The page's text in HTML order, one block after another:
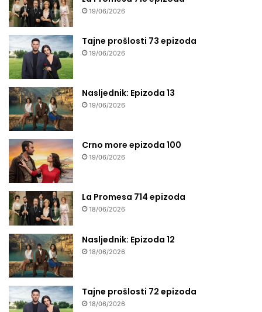
19/06/2026
Tajne prošlosti 73 epizoda
19/06/2026
Nasljednik: Epizoda 13
19/06/2026
Crno more epizoda 100
19/06/2026
La Promesa 714 epizoda
18/06/2026
Nasljednik: Epizoda 12
18/06/2026
Tajne prošlosti 72 epizoda
18/06/2026